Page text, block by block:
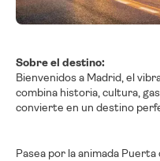
Sobre el destino:
Bienvenidos a Madrid, el
combina historia, cultura,
convierte en un destino
Pasea por la animada